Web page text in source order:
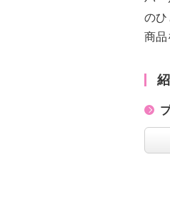
のひ
商品